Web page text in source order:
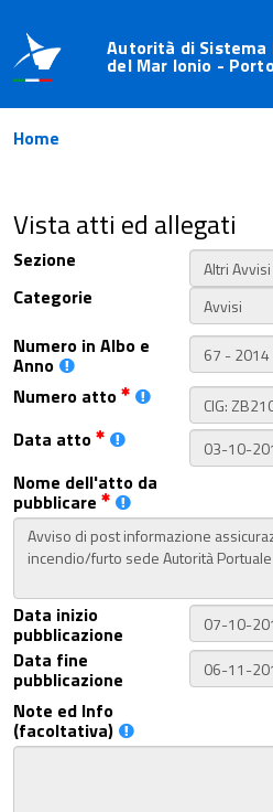
Autorità di Sistema
del Mar Ionio -
Home
Vista atti ed allegati
Sezione
Categorie
Numero in Albo e
Anno
Numero atto
Data atto
Nome dell'atto da
pubblicare
Data inizio
pubblicazione
Data fine
pubblicazione
Note ed Info
(facoltativa)